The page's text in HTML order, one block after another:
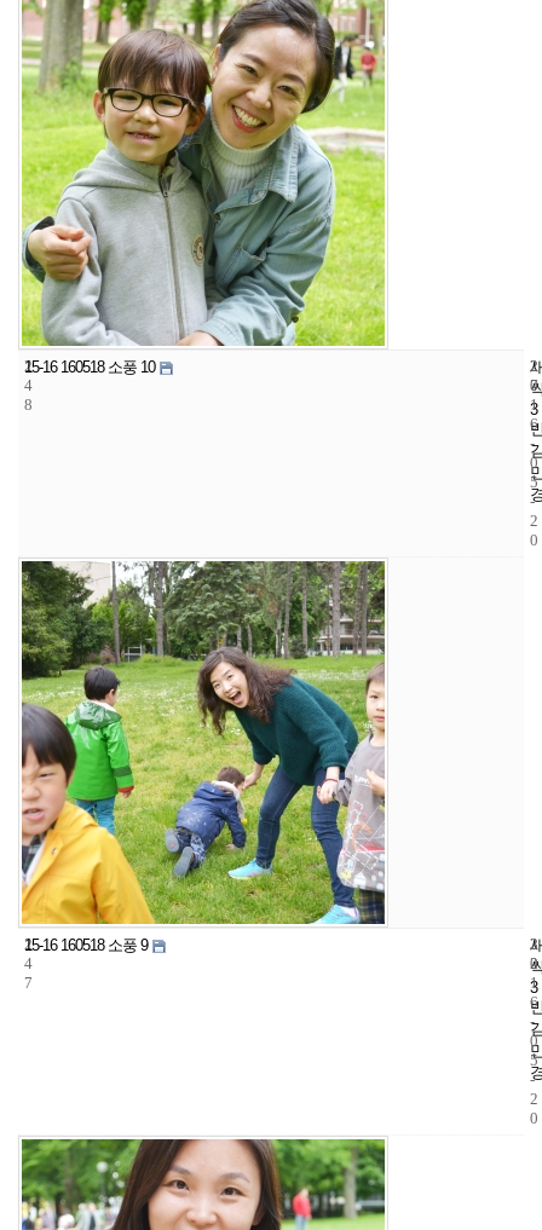
2
4
8
15-16 160518 소풍 10
3
2
7
2
0
1
6
-
0
5
-
2
0
2
4
7
15-16 160518 소풍 9
3
3
2
2
0
1
6
-
0
5
-
2
0